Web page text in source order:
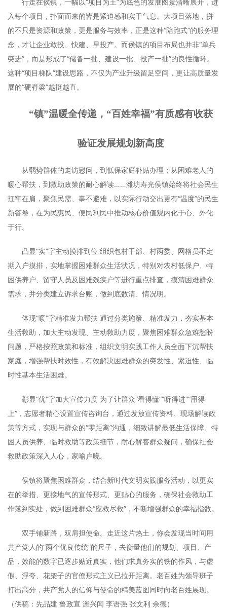
行走在侯镇，一幅以“项目为王”为底色的发展图景清晰展开，进
入每个项目，扑面而来的皆是紧迫感和实干气息。大项目落地，拼
的不只是资源和政策，更是服务与效率，正是这种“陪跑式”的服务理
念，才让企业敢投、快建、早投产。而侯镇的项目布局也并非“单兵
突进”，而是形成了“储备一批、建设一批、投产一批”的良性循环。
这种“项目梯队”建设思路，不仅为产业升级留足空间，更让高质量发
展的“硬脊梁”越挺越直。
“镇”温暖全传递，“百姓幸福”有质感有收获
验证发展规划新高度
从弱势群体的走访慰问，到低保家庭补贴办理；从困难老人的
暖心帮扶，到救助政策的耐心解读……潍坊寿光侯镇始终将社会民生
扛牢在肩，聚焦民需、事不避难，以实际行动交出更有“温度”的民生
新答卷，在为民惠民、便民利民中推动核心价值观内化于心、外化
于行。
凸显“实”字主动摸排到位 组织包村干部、村两委、网格员不定
期入户摸排，实地掌握困难群众生活状况，特别对农村低保户、特
困供养户、留守人员及困难残疾户等进行重点排查，摸清困难群众
需求，并分类建立诉求台账，做到底数清、情况明。
体现“暖”字精准发力帮扶 通过分类施策、精准发力，夯实基本
生活救助，加大主动发现、主动救助力度，聚焦困难群众急难愁盼
问题，严格按照政策和标准，组织文明实践工作人员全面下沉帮扶
家庭，增强帮扶时效性，有效解决困难群众的突发性、紧迫性、临
时性基本生活困难。
彰显“优”字加大宣传力度 为了让群众“看得懂”“听得进““用得
上”，志愿者精心设置宣传咨询台，通过发放宣传资料、现场解读政
策等方式，实现与群众的“零距离”沟通，细致讲解最低生活保障、特
困人员供养、临时救助等政策细节，耐心解答群众疑问，确保社会
救助政策深入人心，家喻户晓。
侯镇将聚焦困难群众，结合新时代文明实践服务活动，以更实
在的举措、更接地气的宣传形式、更贴心的服务，确保社会救助工
作落到实处，做到困难群众“应救尽救”，不断增强群众的幸福指数。
双手铺新路，双肩担使命。走近这片热土，你会发现当时间用
共产党人的“两个优良传统”的尺子，去衡量他们的规划、项目、产
品，效能的数字已逐步贴近真实，他们求真务实的铁的作风，与虚
假、浮夸、花架子的官僚形式主义已拉开距离。老百姓为领导班子
打出高分，共产党人的信仰与使命的精美蓝图同时向老百姓展现。
（供稿：先品建 鲁政宣 潍兴闻 李语强 张文利 余德）